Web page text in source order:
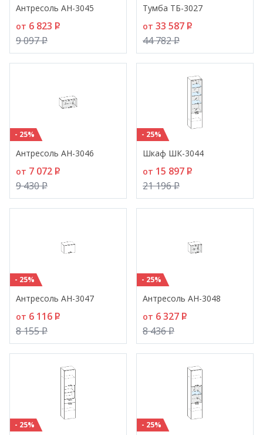
Антресоль АН-3045
от 6 823 P
9 097P
Тумба ТБ-3027
от 33 587 P
44 782P
- 25%
Антресоль АН-3046
от 7 072 P
9 430P
- 25%
Шкаф ШК-3044
от 15 897 P
21 196P
- 25%
Антресоль АН-3047
от 6 116 P
8 155P
- 25%
Антресоль АН-3048
от 6 327 P
8 436P
- 25% - 25%